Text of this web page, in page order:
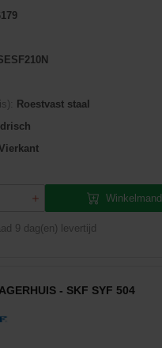
Roestvast staal
Winkelmand
9 dag(en) levertijd
- SKF SYF 504